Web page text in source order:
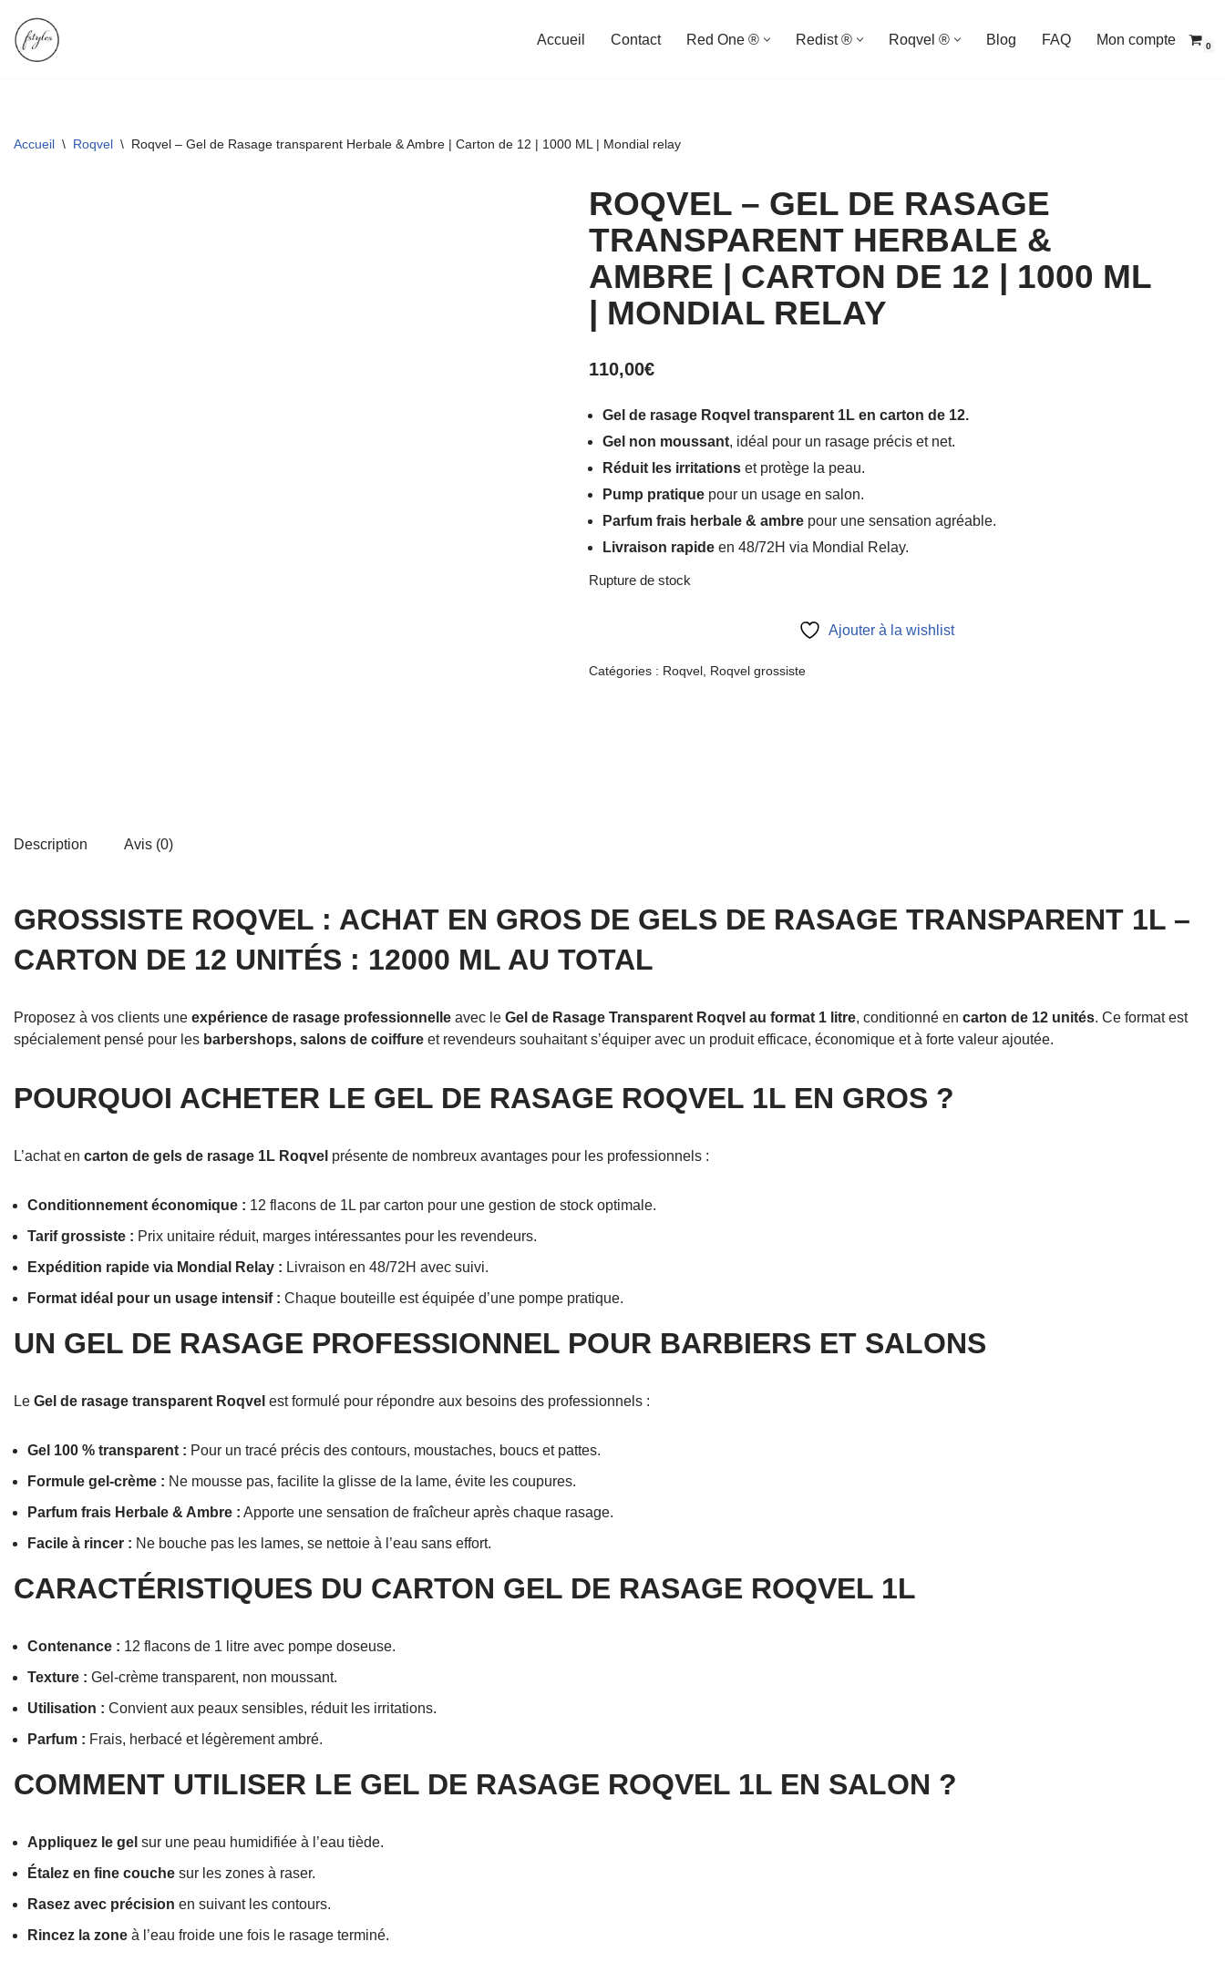
Aller
Accueil Contact Red One ® Redist ® Roqvel ® Blog FAQ Mon compte 0
Accueil \ Roqvel \ Roqvel – Gel de Rasage transparent Herbale & Ambre | Carton de 12 | 1000 ML | Mondial relay
ROQVEL – GEL DE RASAGE
TRANSPARENT HERBALE &
AMBRE | CARTON DE 12 | 1000 ML
| MONDIAL RELAY
110,00€
Gel de rasage Roqvel transparent 1L en carton de 12.
Gel non moussant, idéal pour un rasage précis et net.
Réduit les irritationset protège la peau.
Pump pratiquepour un usage en salon.
Parfum frais herbale & ambrepour une sensation agréable.
Livraison rapideen 48/72H via Mondial Relay.
Rupture de stock
Ajouter à la wishlist
Catégories : Roqvel, Roqvel grossiste
Description Avis (0)
GROSSISTE ROQVEL : ACHAT EN GROS DE GELS DE RASAGE TRANSPARENT 1L –
CARTON DE 12 UNITÉS : 12000 ML AU TOTAL
Proposez à vos clients une expérience de rasage professionnelle avec le Gel de Rasage Transparent Roqvel au format 1 litre, conditionné en carton de 12 unités. Ce format est
spécialement pensé pour les barbershops, salons de coiffure et revendeurs souhaitant s’équiper avec un produit efficace, économique et à forte valeur ajoutée.
POURQUOI ACHETER LE GEL DE RASAGE ROQVEL 1L EN GROS ?
L’achat en carton de gels de rasage 1L Roqvel présente de nombreux avantages pour les professionnels :
Conditionnement économique : 12 flacons de 1L par carton pour une gestion de stock optimale.
Tarif grossiste : Prix unitaire réduit, marges intéressantes pour les revendeurs.
Expédition rapide via Mondial Relay : Livraison en 48/72H avec suivi.
Format idéal pour un usage intensif : Chaque bouteille est équipée d’une pompe pratique.
UN GEL DE RASAGE PROFESSIONNEL POUR BARBIERS ET SALONS
Le Gel de rasage transparent Roqvel est formulé pour répondre aux besoins des professionnels :
Gel 100 % transparent : Pour un tracé précis des contours, moustaches, boucs et pattes.
Formule gel-crème : Ne mousse pas, facilite la glisse de la lame, évite les coupures.
Parfum frais Herbale & Ambre : Apporte une sensation de fraîcheur après chaque rasage.
Facile à rincer : Ne bouche pas les lames, se nettoie à l’eau sans effort.
CARACTÉRISTIQUES DU CARTON GEL DE RASAGE ROQVEL 1L
Contenance : 12 flacons de 1 litre avec pompe doseuse.
Texture : Gel-crème transparent, non moussant.
Utilisation : Convient aux peaux sensibles, réduit les irritations.
Parfum : Frais, herbacé et légèrement ambré.
COMMENT UTILISER LE GEL DE RASAGE ROQVEL 1L EN SALON ?
Appliquez le gel sur une peau humidifiée à l’eau tiède.
Étalez en fine couche sur les zones à raser.
Rasez avec précision en suivant les contours.
Rincez la zone à l’eau froide une fois le rasage terminé.